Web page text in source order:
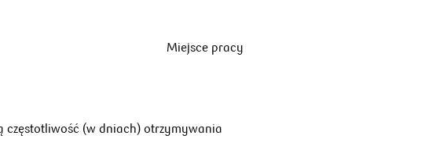
Miejsce pracy
częstotliwość (w dniach) otrzymywania